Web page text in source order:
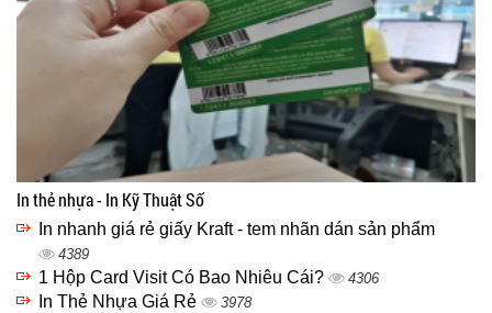
In thẻ nhựa - In Kỹ Thuật Số
In nhanh giá rẻ giấy Kraft - tem nhãn dán sản phẩm
4389
1 Hộp Card Visit Có Bao Nhiêu Cái? 4306
In Thẻ Nhựa Giá Rẻ 3978